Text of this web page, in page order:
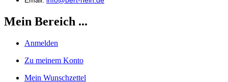
Mein Bereich ...
Anmelden
Zu meinem Konto
Mein Wunschzettel